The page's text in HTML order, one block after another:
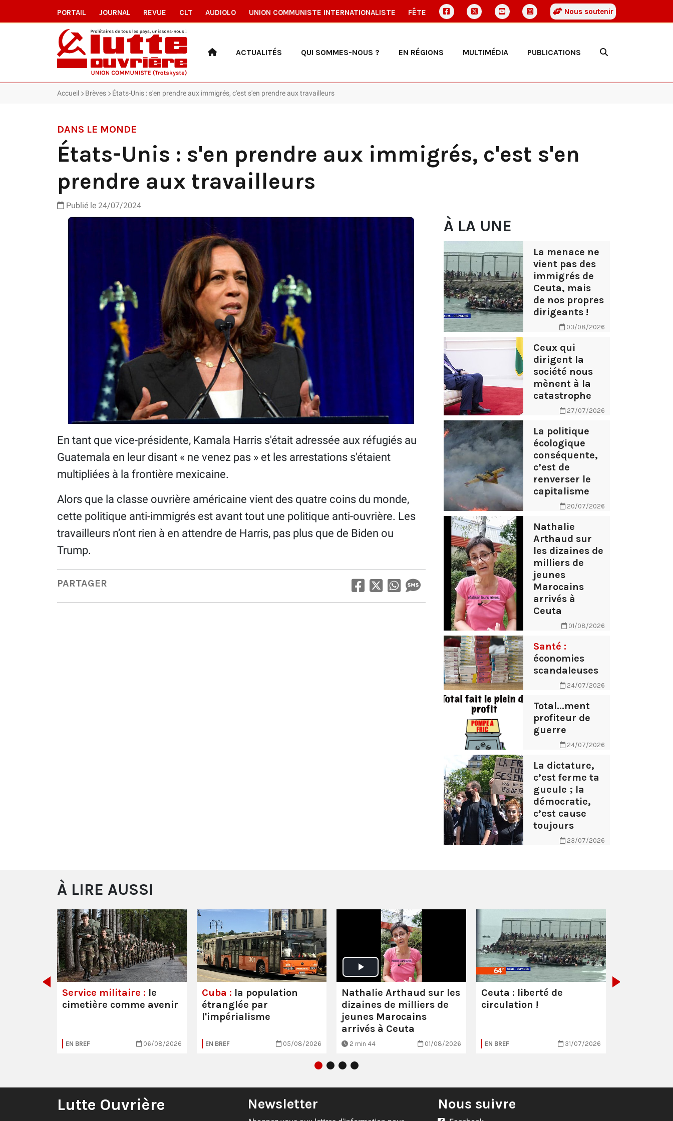
PORTAIL JOURNAL REVUE CLT AUDIOLO UNION COMMUNISTE INTERNATIONALISTE FÊTE Nous soutenir
ACTUALITÉS QUI SOMMES-NOUS ? EN RÉGIONS MULTIMÉDIA PUBLICATIONS
Accueil Brèves États-Unis : s'en prendre aux immigrés, c'est s'en prendre aux travailleurs
DANS LE MONDE
États-Unis : s'en prendre aux immigrés, c'est s'en
prendre aux travailleurs
Publié le 24/07/2024
En tant que vice-présidente, Kamala Harris s'était adressée aux réfugiés au
Guatemala en leur disant « ne venez pas » et les arrestations s'étaient
multipliées à la frontière mexicaine.
Alors que la classe ouvrière américaine vient des quatre coins du monde,
cette politique anti-immigrés est avant tout une politique anti-ouvrière. Les
travailleurs n’ont rien à en attendre de Harris, pas plus que de Biden ou
Trump.
PARTAGER
À LA UNE
La menace ne
vient pas des
immigrés de
Ceuta, mais
de nos propres
dirigeants !
03/08/2026
Ceux qui
dirigent la
société nous
mènent à la
catastrophe
27/07/2026
La politique
écologique
conséquente,
c’est de
renverser le
capitalisme
20/07/2026
Nathalie
Arthaud sur
les dizaines de
milliers de
jeunes
Marocains
arrivés à
Ceuta
01/08/2026
Santé :
économies
scandaleuses
24/07/2026
Total...ment
profiteur de
guerre
24/07/2026
La dictature,
c’est ferme ta
gueule ; la
démocratie,
c’est cause
toujours
23/07/2026
À LIRE AUSSI
Service militaire : le
cimetière comme avenir
EN BREF 06/08/2026
Cuba : la population
étranglée par
l'impérialisme
EN BREF 05/08/2026
Nathalie Arthaud sur les
dizaines de milliers de
jeunes Marocains
arrivés à Ceuta
2 min 44 01/08/2026
Ceuta : liberté de
circulation !
EN BREF 31/07/2026
Lutte Ouvrière Newsletter Nous suivre